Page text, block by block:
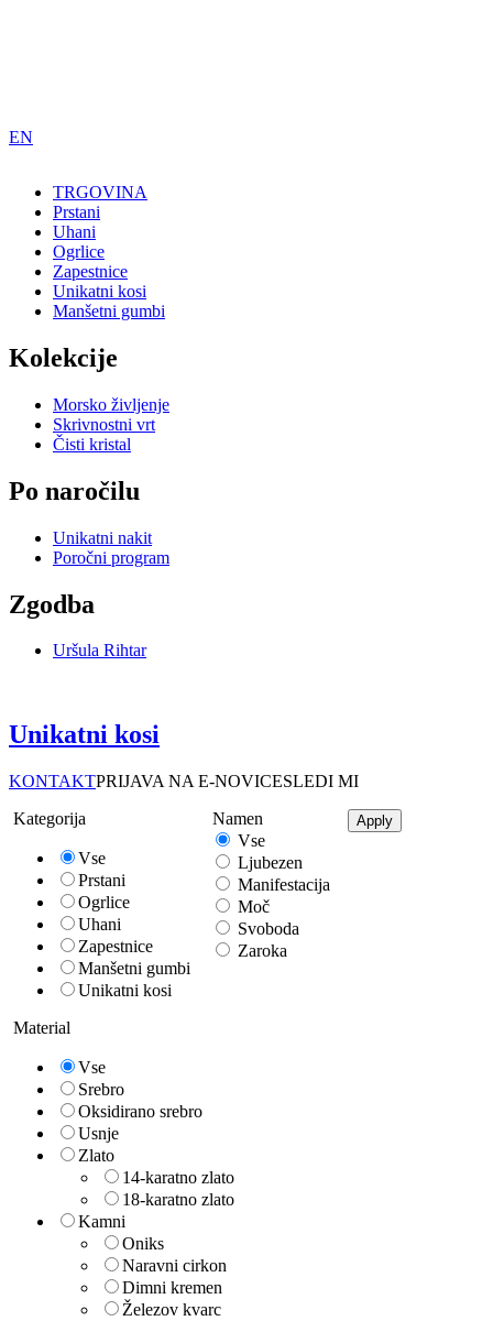
EN
Shop
TRGOVINA
Prstani
Uhani
Ogrlice
Zapestnice
Unikatni kosi
Manšetni gumbi
Kolekcije
Morsko življenje
Skrivnostni vrt
Čisti kristal
Po naročilu
Unikatni nakit
Poročni program
Zgodba
Uršula Rihtar
Unikatni kosi
KONTAKTPRIJAVA NA E-NOVICESLEDI MI
Kategorija
Vse
Prstani
Ogrlice
Uhani
Zapestnice
Manšetni gumbi
Unikatni kosi
Namen
Vse
Ljubezen
Manifestacija
Moč
Svoboda
Zaroka
Material
Vse
Srebro
Oksidirano srebro
Usnje
Zlato
14-karatno zlato
18-karatno zlato
Kamni
Oniks
Naravni cirkon
Dimni kremen
Železov kvarc